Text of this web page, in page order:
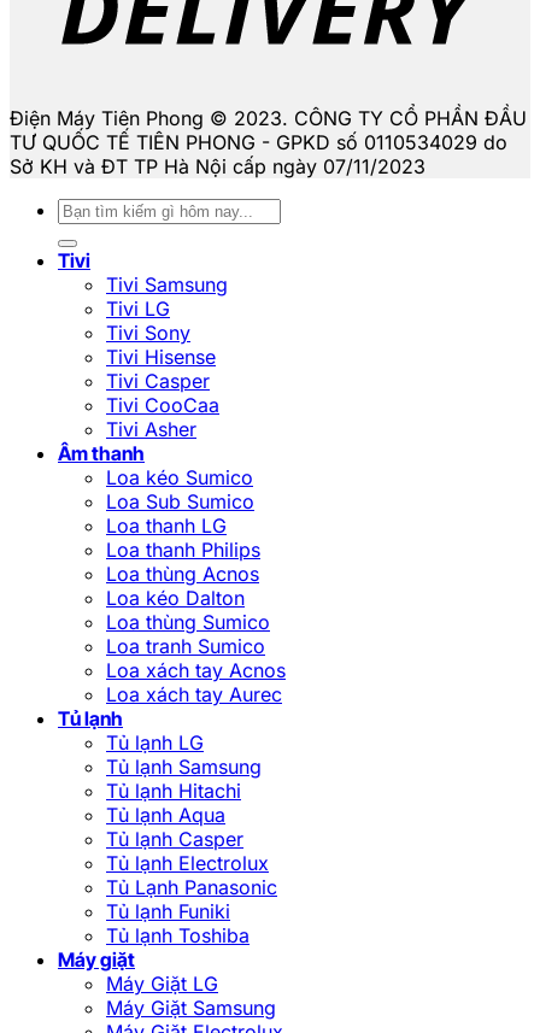
Điện Máy Tiên Phong © 2023. CÔNG TY CỔ PHẦN ĐẦU
TƯ QUỐC TẾ TIÊN PHONG - GPKD số 0110534029 do
Sở KH và ĐT TP Hà Nội cấp ngày 07/11/2023
Tìm
kiếm:
Tivi
Tivi Samsung
Tivi LG
Tivi Sony
Tivi Hisense
Tivi Casper
Tivi CooCaa
Tivi Asher
Âm thanh
Loa kéo Sumico
Loa Sub Sumico
Loa thanh LG
Loa thanh Philips
Loa thùng Acnos
Loa kéo Dalton
Loa thùng Sumico
Loa tranh Sumico
Loa xách tay Acnos
Loa xách tay Aurec
Tủ lạnh
Tủ lạnh LG
Tủ lạnh Samsung
Tủ lạnh Hitachi
Tủ lạnh Aqua
Tủ lạnh Casper
Tủ lạnh Electrolux
Tủ Lạnh Panasonic
Tủ lạnh Funiki
Tủ lạnh Toshiba
Máy giặt
Máy Giặt LG
Máy Giặt Samsung